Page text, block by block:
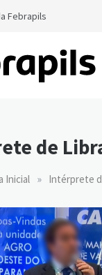
Febrapils
de
Inicial » Intérprete